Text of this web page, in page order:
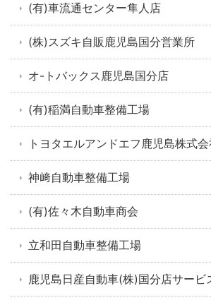
(有)車流通センター隼人店
(株)スズキ自販鹿児島国分営業所
オ-トバックス鹿児島国分店
(有)稲満自動車整備工場
トヨタエルアンドエフ鹿児島株式
神﨑自動車整備工場
(有)佐々木自動車商会
立和田自動車整備工場
鹿児島日産自動車(株)国分店サービ